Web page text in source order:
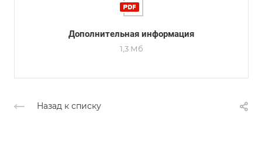
Дополнительная информация
1,3 Мб
Назад к списку